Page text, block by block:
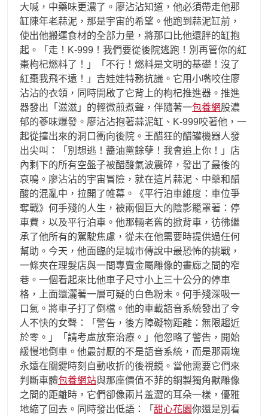
大喊，中藥味更濃了。廖沾沾知道，他必須帶走他那
缸陳年老蒜泥，那是宇宙的希望。他跑到蒜泥缸前，
使出他搬運食材的全部力量，將那口比他還胖的缸抱
起。「走！K-999！我們要從後院逃跑！別再管你的紅
棗枸杞燃料了！」「不行！燃料是文明的基礎！沒了
紅棗我飛不遠！」吉娃娃特務抗議。它用小嘴咬住廖
沾沾的衣領，同時開啟了它背上的枸杞推進器。推進
器發出「滋滋」的輕微煎煮聲，伴隨著一包養網股濃
郁的蔘味爆發。廖沾沾抱著蒜泥缸、K-999咬著他，一
起從撞出來的洞口衝向後院。王醋狂的醋罐機器人發
出尖叫：「別想逃！醬油黨餘孽！我會追上你！」店
內剩下的所有空盤子被醋酸氣波震碎，發出了最後的
哀鳴。廖沾沾的宇宙冒險，就在這片蒜泥、中藥和醋
酸的混亂中，拉開了帷幕。《平行泊車維度：車位爭
奪戰》何手殘的人生，被兩個巨大的陰影籠罩著：停
車費，以及平行泊車。他那輛老舊的掀背車，彷彿繼
承了他所有的駕駛焦慮，從未在他需要時提供過任何
幫助。今天，他面臨的是城市傳說中最恐怖的挑戰，
一條夾在理髮店與一間專賣金屬雕像的畫廊之間的窄
巷。一個看起來比他車子尺寸小上三十公分的停車
格，上面還灑著一層可疑的白色粉末。何手殘深吸一
口氣。將車子打了倒檔。他的車載語音系統發出了令
人不快的女聲：「警告，後方障礙物距離：無限趨近
於零。」「請考慮放棄治療。」他忽略了警告，開始
緩慢地倒車。他最討厭的不是語音系統，而是那兩塊
永遠在關鍵時刻自動收折的後視鏡。當他需要它們來
判斷車體包養網站與那座價值不菲的銅製獨角獸雕像
之間的距離時，它們卻像兩片羞澀的耳朵一樣，優雅
地縮了回去。同時發出低語：「 甜心花園你還是別看